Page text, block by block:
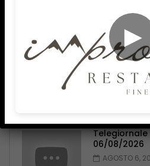
Telegiornale
06/08/2026
AGOSTO 6,
Telegiornale
06/08/2026
AGOSTO 6,
►